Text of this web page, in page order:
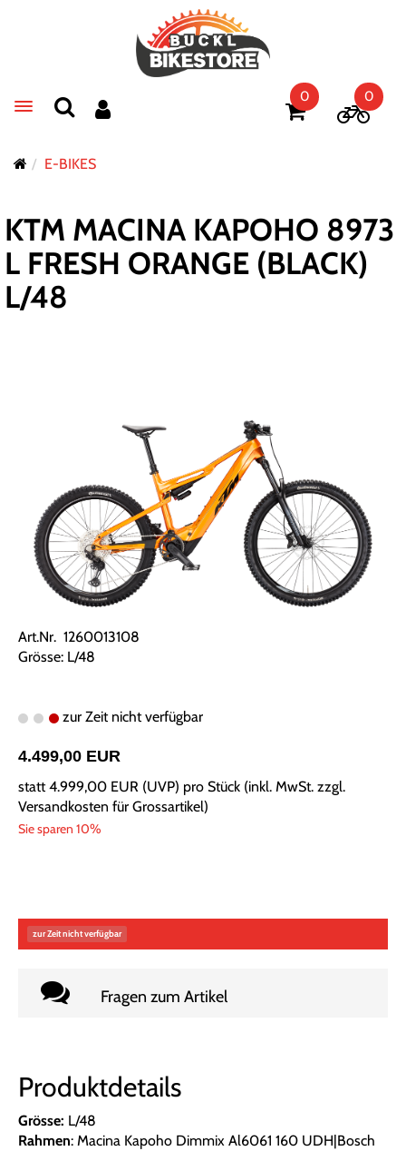
Toggle navigation
0 0
E-BIKES
KTM MACINA KAPOHO 8973
L FRESH ORANGE (BLACK)
L/48
Art.Nr. 1260013108
Grösse: L/48
zur Zeit nicht verfügbar
4.499,00 EUR
statt4.999,00 EUR (UVP) pro Stück (inkl. MwSt. zzgl.
Versandkosten für Grossartikel)
Sie sparen 10%
zur Zeit nicht verfügbar
Fragen zum Artikel
Produktdetails
Grösse: L/48
Rahmen: Macina Kapoho Dimmix Al6061 160 UDH|Bosch